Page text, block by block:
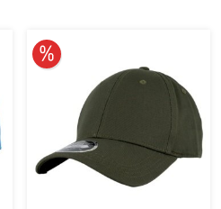
10% reduziert